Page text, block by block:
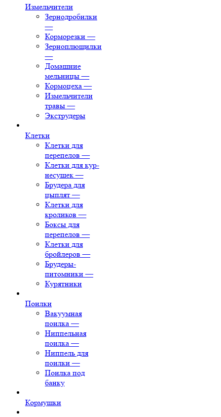
Измельчители
Зернодробилки
—
Корморезки —
Зерноплющилки
—
Домашние
мельницы —
Кормоцеха —
Измельчители
травы —
Экструдеры
Клетки
Клетки для
перепелов —
Клетки для кур-
несушек —
Брудера для
цыплят —
Клетки для
кроликов —
Боксы для
перепелов —
Клетки для
бройлеров —
Брудеры-
питомники —
Курятники
Поилки
Вакуумная
поилка —
Ниппельная
поилка —
Ниппель для
поилки —
Поилка под
банку
Кормушки